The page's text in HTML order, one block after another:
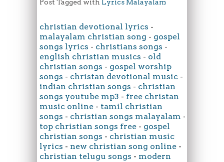
Post Tagged with Lyrics Malayalam
christian devotional lyrics -
malayalam christian song - gospel
songs lyrics - christians songs -
english christian musics - old
christian songs - gospel worship
songs - christan devotional music -
indian christian songs - christian
songs youtube mp3 - free christan
music online - tamil christian
songs - christian songs malayalam -
top christian songs free - gospel
christian songs - christian music
lyrics - new christian song online -
christian telugu songs - modern